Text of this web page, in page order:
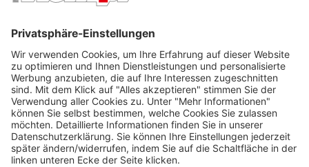
FOLGEN SIE UNS
Barrierefreiheit Cookie-Einstellungen Widerrufsrecht